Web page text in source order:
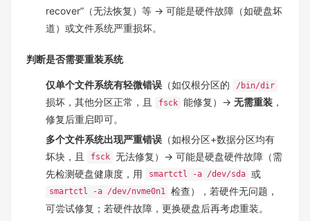
recover”（无法恢复）等 → 可能是硬件故障（如硬盘坏
道）或文件系统严重损坏。
判断是否需要重装系统
仅单个文件系统有轻微错误 （如仅根分区的 /bin/dir
损坏，其他分区正常，且 fsck 能修复）→无需重装 ，
修复后重启即可。
多个文件系统出现严重错误 （如根分区+数据分区均有
坏块，且
fsck 无法修复）→ 可能是硬盘硬件故障（需
先检测硬盘健康度，用
smartctl -a /dev/sda 或
smartctl -a /dev/nvme0n1 检查），若硬件无问题，
可尝试修复；若硬件故障，更换硬盘后再考虑重装。